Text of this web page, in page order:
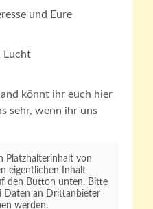
und Eure
Lucht
könnt ihr euch hier
sehr, wenn ihr uns
Platzhalterinhalt von
eigentlichen Inhalt
den Button unten. Bitte
Daten an Drittanbieter
werden.